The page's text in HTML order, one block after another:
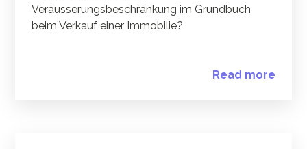
Veräusserungsbeschränkung im Grundbuch
beim Verkauf einer Immobilie?
Read more